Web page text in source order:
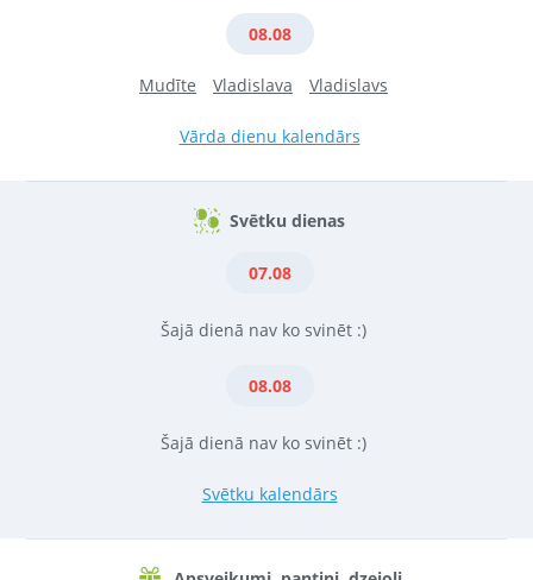
08.08
Mudīte Vladislava Vladislavs
Vārda dienu kalendārs
Svētku dienas
07.08
Šajā dienā nav ko svinēt :)
08.08
Šajā dienā nav ko svinēt :)
Svētku kalendārs